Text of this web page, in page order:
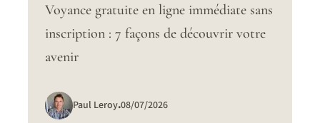
Voyance gratuite en ligne immédiate sans
inscription : 7 façons de découvrir votre
avenir
Paul Leroy.08/07/2026